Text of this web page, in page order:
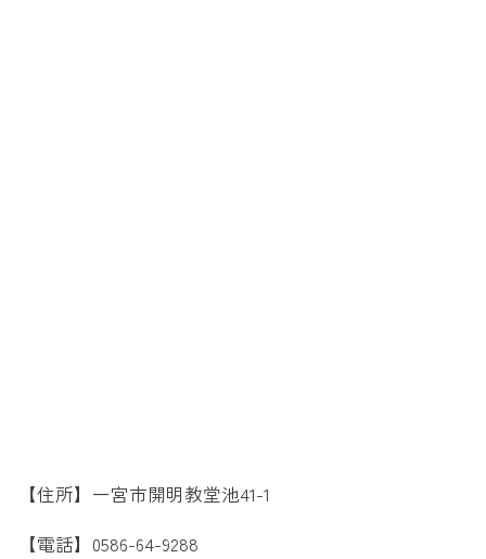
【住所】一宮市開明教堂池41-1
【電話】0586-64-9288